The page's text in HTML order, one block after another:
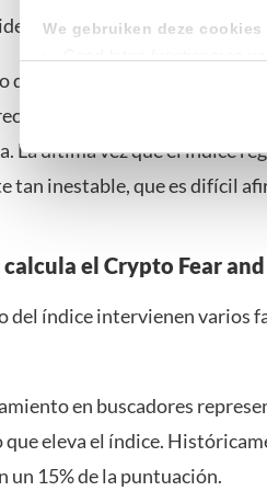
We gebruiken deze cookies
Klik hieronder om ons
gedetailleerde keuzes,
esos momentos. Sin
de escribir este artículo, el
incluso había bajado por
La última vez que el índice
tan inestable, que es difícil
calcula el Crypto Fear
del índice intervienen varios
en buscadores
que eleva el índice.
un 15% de la puntuación.